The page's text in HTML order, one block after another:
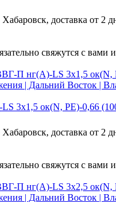
доставка от 2
свяжутся с вами
3х1,5 ок(N, PE)-0,66
доставка от 2
свяжутся с вами